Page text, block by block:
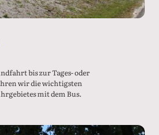
bis zur Tages- oder
wir die wichtigsten
mit dem Bus.